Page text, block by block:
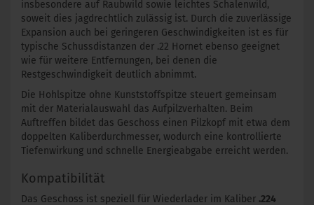
insbesondere auf Raubwild sowie leichtes Schalenwild,
soweit dies jagdrechtlich zulässig ist. Durch die zuverlässige
Expansion auch bei geringeren Geschwindigkeiten ist es für
typische Schussdistanzen der .22 Hornet ebenso geeignet
wie für weitere Entfernungen, bei denen die
Restgeschwindigkeit deutlich abnimmt.
Die Hohlspitze ohne Kunststoffspitze steuert gemeinsam
mit der Materialauswahl das Aufpilzverhalten. Beim
Auftreffen bildet das Geschoss einen Pilzkopf mit etwa dem
doppelten Kaliberdurchmesser, wodurch eine kontrollierte
Tiefenwirkung und schnelle Energieabgabe erreicht werden.
Kompatibilität
Das Geschoss ist speziell für Wiederlader im Kaliber .224